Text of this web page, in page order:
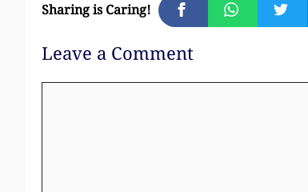
Sharing is Caring!
Leave a Comment